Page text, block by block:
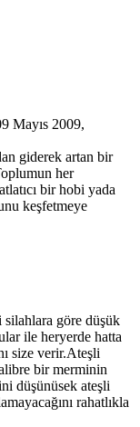
Mayıs 2009,
giderek artan bir
her
bir hobi yada
keşfetmeye
silahlara göre düşük
ile heryerde hatta
size verir.Ateşli
bir merminin
düşünüsek ateşli
rahatlıkla